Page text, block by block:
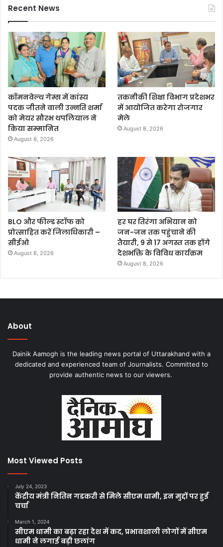
Recent News
कॉमनवेल्थ गेम्स में कांस्य
पदक जीतने वाली उन्नति शर्मा
को मेयर सौरभ थपलियाल ने
किया सम्मानित
August 8, 2026
तकनीकी शिक्षा विभाग प्रदेशभर
में आयोजित करेगा रोजगार
मेले
August 8, 2026
BLO और फील्ड स्टॉफ को
प्रोत्साहित करें जिलाधिकारी –
सीईओ
August 8, 2026
हर घर तिरंगा अभियान को
जन-जन तक पहुंचाने की
तैयारी, 9 से 17 अगस्त तक होंगे
देशभक्ति के विविध कार्यक्रम
August 8, 2026
About
Dainik Aamogh is the leading news portal of Uttarakhand with a
dedicated and experienced team of Journalists. Committed to
provide authentic news to our viewers.
Most Viewed Posts
July 24, 2023
केंद्रीय मंत्री नितिन गडकरी से मिले सीएम धामी, इन मुद्दों पर हुई
चर्चा
March 1, 2024
सीएम धामी का बढ़ा रहा देश में कद, प्रभावशाली लोगों में सीएम
धामी ने लगाई बड़ी छलांग